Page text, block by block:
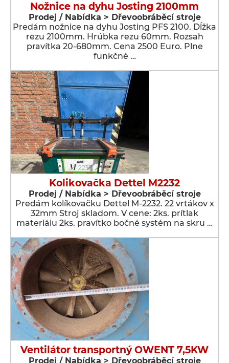
Nožnice na dyhu Josting 2100mm
Prodej / Nabídka > Dřevoobráběcí stroje
Predám nožnice na dyhu Josting PFS 2100. Dĺžka
rezu 2100mm. Hrúbka rezu 60mm. Rozsah
pravítka 20-680mm. Cena 2500 Euro. Plne
funkčné …
Kolikovačka Dettel M2232
Prodej / Nabídka > Dřevoobráběcí stroje
Predám kolíkovačku Dettel M-2232. 22 vrtákov x
32mm Stroj skladom. V cene: 2ks. prítlak
materiálu 2ks. pravítko bočné systém na skru …
Ventilátor transportný OWENT 7,5KW
Prodej / Nabídka > Dřevoobráběcí stroje